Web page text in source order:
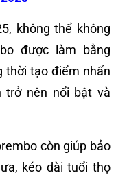
không thể không
được làm bằng
thời tạo điểm nhấn
trở nên nổi bật và
còn giúp bảo
kéo dài tuổi thọ